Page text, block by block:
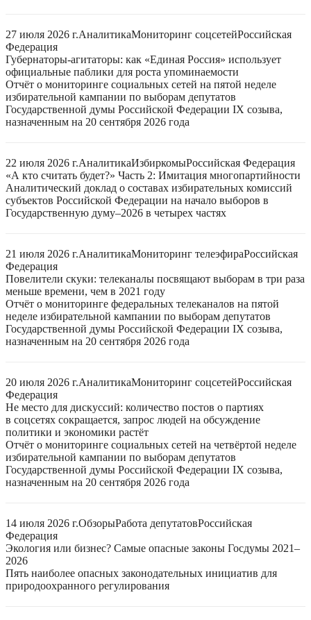
27 июля 2026 г.АналитикаМониторинг соцсетейРоссийская
Федерация
Губернаторы-агитаторы: как «Единая Россия» использует
официальные паблики для роста упоминаемости
Отчёт о мониторинге социальных сетей на пятой неделе
избирательной кампании по выборам депутатов
Государственной думы Российской Федерации IX созыва,
назначенным на 20 сентября 2026 года
22 июля 2026 г.АналитикаИзбиркомыРоссийская Федерация
«А кто считать будет?» Часть 2: Имитация многопартийности
Аналитический доклад о составах избирательных комиссий
субъектов Российской Федерации на начало выборов в
Государственную думу–2026 в четырех частях
21 июля 2026 г.АналитикаМониторинг телеэфираРоссийская
Федерация
Повелители скуки: телеканалы посвящают выборам в три раза
меньше времени, чем в 2021 году
Отчёт о мониторинге федеральных телеканалов на пятой
неделе избирательной кампании по выборам депутатов
Государственной думы Российской Федерации IX созыва,
назначенным на 20 сентября 2026 года
20 июля 2026 г.АналитикаМониторинг соцсетейРоссийская
Федерация
Не место для дискуссий: количество постов о партиях
в соцсетях сокращается, запрос людей на обсуждение
политики и экономики растёт
Отчёт о мониторинге социальных сетей на четвёртой неделе
избирательной кампании по выборам депутатов
Государственной думы Российской Федерации IX созыва,
назначенным на 20 сентября 2026 года
14 июля 2026 г.ОбзорыРабота депутатовРоссийская
Федерация
Экология или бизнес? Самые опасные законы Госдумы 2021–
2026
Пять наиболее опасных законодательных инициатив для
природоохранного регулирования